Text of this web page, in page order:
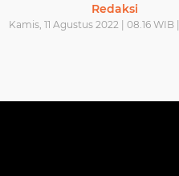
Redaksi
Kamis, 11 Agustus 2022 | 08.16 WIB |